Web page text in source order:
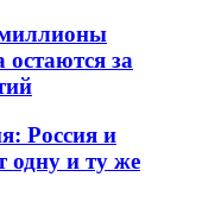
за
Россия и
одну и ту же